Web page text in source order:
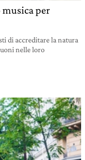
per
di accreditare la natura
nelle loro